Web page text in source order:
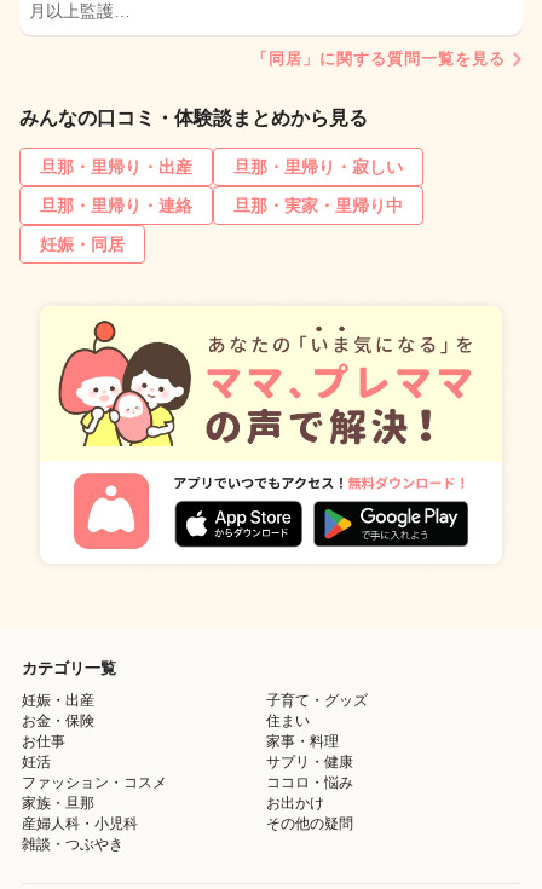
月以上監護…
「同居」に関する質問一覧を見る
みんなの口コミ・体験談まとめから見る
旦那・里帰り・出産
旦那・里帰り・寂しい
旦那・里帰り・連絡
旦那・実家・里帰り中
妊娠・同居
カテゴリ一覧
妊娠・出産
子育て・グッズ
お金・保険
住まい
お仕事
家事・料理
妊活
サプリ・健康
ファッション・コスメ
ココロ・悩み
家族・旦那
お出かけ
産婦人科・小児科
その他の疑問
雑談・つぶやき